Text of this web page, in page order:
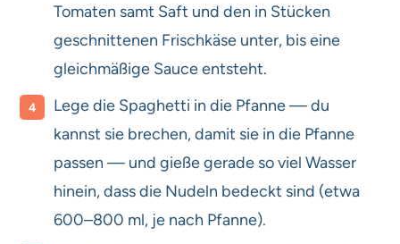
Tomaten samt Saft und den in Stücken
geschnittenen Frischkäse unter, bis eine
gleichmäßige Sauce entsteht.
Lege die Spaghetti in die Pfanne — du
kannst sie brechen, damit sie in die Pfanne
passen — und gieße gerade so viel Wasser
hinein, dass die Nudeln bedeckt sind (etwa
600–800 ml, je nach Pfanne).